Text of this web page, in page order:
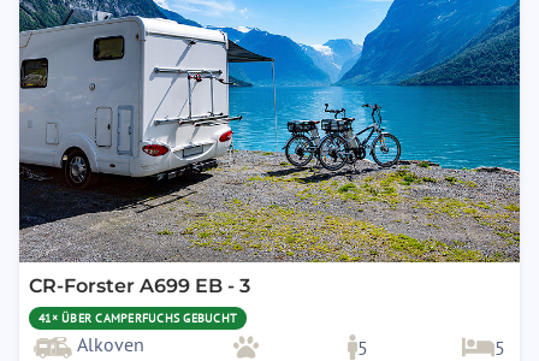
CR-Forster A699 EB - 3
41× ÜBER CAMPERFUCHS GEBUCHT
Alkoven 5
5